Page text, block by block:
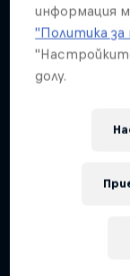
информация
"Политика
долу.